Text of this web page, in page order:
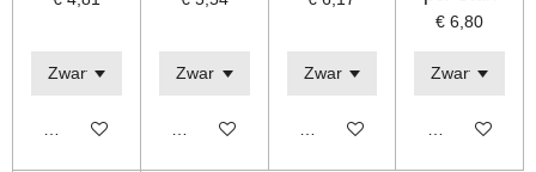
Bekijk details Bekijk details Bekijk details
€ 6,80
Bekijk details